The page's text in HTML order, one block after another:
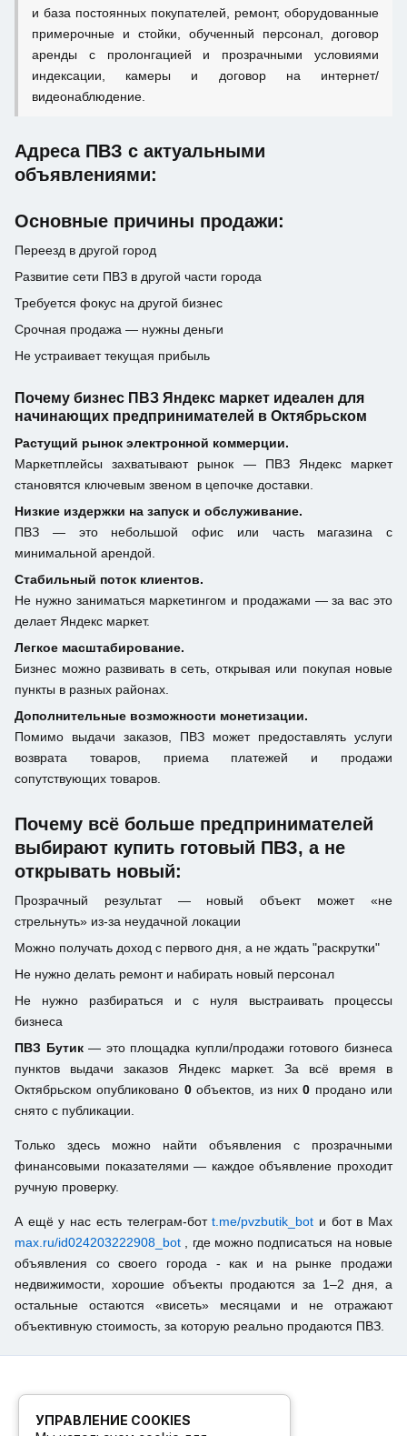
и база постоянных покупателей, ремонт, оборудованные
примерочные и стойки, обученный персонал, договор
аренды с пролонгацией и прозрачными условиями
индексации, камеры и договор на интернет/
видеонаблюдение.
Адреса ПВЗ с актуальными
объявлениями:
Основные причины продажи:
Переезд в другой город
Развитие сети ПВЗ в другой части города
Требуется фокус на другой бизнес
Срочная продажа — нужны деньги
Не устраивает текущая прибыль
Почему бизнес ПВЗ Яндекс маркет идеален для
начинающих предпринимателей в Октябрьском
Растущий рынок электронной коммерции.
Маркетплейсы захватывают рынок — ПВЗ Яндекс маркет
становятся ключевым звеном в цепочке доставки.
Низкие издержки на запуск и обслуживание.
ПВЗ — это небольшой офис или часть магазина с
минимальной арендой.
Стабильный поток клиентов.
Не нужно заниматься маркетингом и продажами — за вас это
делает Яндекс маркет.
Легкое масштабирование.
Бизнес можно развивать в сеть, открывая или покупая новые
пункты в разных районах.
Дополнительные возможности монетизации.
Помимо выдачи заказов, ПВЗ может предоставлять услуги
возврата товаров, приема платежей и продажи
сопутствующих товаров.
Почему всё больше предпринимателей
выбирают купить готовый ПВЗ, а не
открывать новый:
Прозрачный результат — новый объект может «не
стрельнуть» из-за неудачной локации
Можно получать доход с первого дня, а не ждать "раскрутки"
Не нужно делать ремонт и набирать новый персонал
Не нужно разбираться и с нуля выстраивать процессы
бизнеса
ПВЗ Бутик— это площадка купли/продажи готового бизнеса
пунктов выдачи заказов Яндекс маркет. За всё время в
Октябрьском опубликовано 0объектов, из них0 продано или
снято с публикации.
Только здесь можно найти объявления с прозрачными
финансовыми показателями — каждое объявление проходит
ручную проверку.
А ещё у нас есть телеграм-ботt.me/pvzbutik_bot и бот в Max
max.ru/id024203222908_bot
, где можно подписаться на новые
объявления со своего города - как и на рынке продажи
недвижимости, хорошие объекты продаются за 1–2 дня, а
остальные остаются «висеть» месяцами и не отражают
объективную стоимость, за которую реально продаются ПВЗ.
УПРАВЛЕНИЕ COOKIES